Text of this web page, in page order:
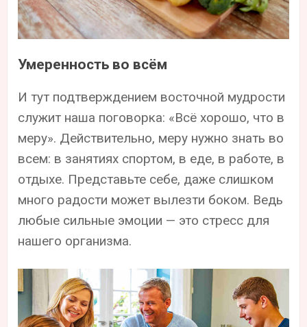
Умеренность во всём
И тут подтверждением восточной мудрости
служит наша поговорка: «Всё хорошо, что в
меру». Действительно, меру нужно знать во
всем: в занятиях спортом, в еде, в работе, в
отдыхе. Представьте себе, даже слишком
много радости может вылезти боком. Ведь
любые сильные эмоции — это стресс для
нашего организма.